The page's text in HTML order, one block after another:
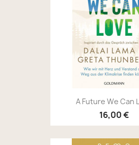
A Future We Can
16,00 €